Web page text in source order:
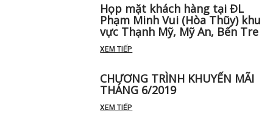
Họp mặt khách hàng tại ĐL
Phạm Minh Vui (Hòa Thũy) khu
vực Thạnh Mỹ, Mỹ An, Bến Tre
XEM TIẾP
CHƯƠNG TRÌNH KHUYẾN MÃI
THÁNG 6/2019
XEM TIẾP